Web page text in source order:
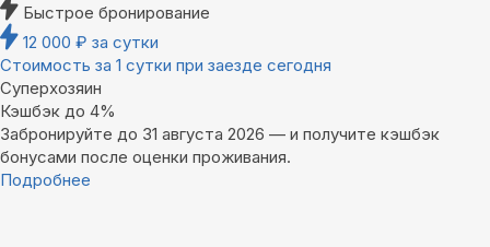
Быстрое бронирование
12 000 ₽ за сутки
Стоимость за 1 сутки при заезде сегодня
Суперхозяин
Кэшбэк до 4%
Забронируйте до 31 августа 2026 — и получите кэшбэк
бонусами после оценки проживания.
Подробнее